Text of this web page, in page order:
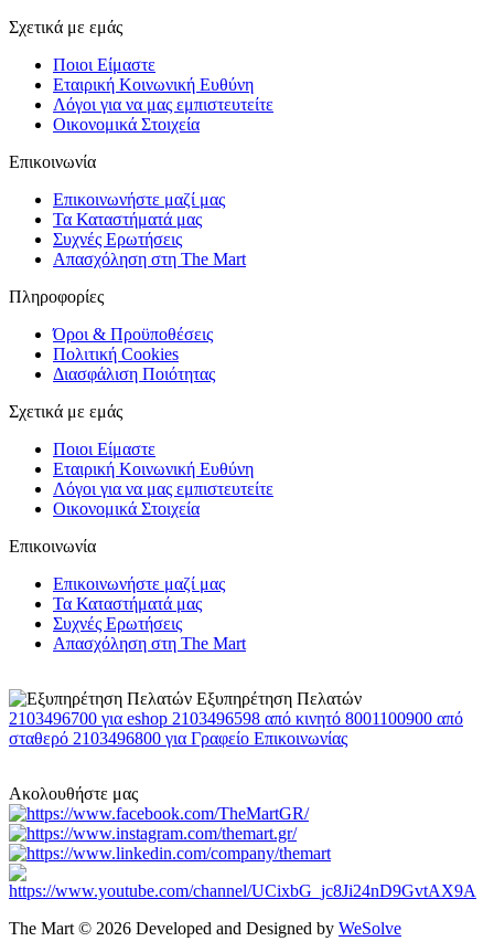
Σχετικά με εμάς
Ποιοι Είμαστε
Εταιρική Κοινωνική Ευθύνη
Λόγοι για να μας εμπιστευτείτε
Οικονομικά Στοιχεία
Επικοινωνία
Επικοινωνήστε μαζί μας
Τα Καταστήματά μας
Συχνές Ερωτήσεις
Απασχόληση στη The Mart
Πληροφορίες
Όροι & Προϋποθέσεις
Πολιτική Cookies
Διασφάλιση Ποιότητας
Σχετικά με εμάς
Ποιοι Είμαστε
Εταιρική Κοινωνική Ευθύνη
Λόγοι για να μας εμπιστευτείτε
Οικονομικά Στοιχεία
Επικοινωνία
Επικοινωνήστε μαζί μας
Τα Καταστήματά μας
Συχνές Ερωτήσεις
Απασχόληση στη The Mart
Εξυπηρέτηση Πελατών
2103496700 για eshop 2103496598 από κινητό 8001100900 από
σταθερό 2103496800 για Γραφείο Επικοινωνίας
Ακολουθήστε μας
The Mart © 2026 Developed and Designed by WeSolve